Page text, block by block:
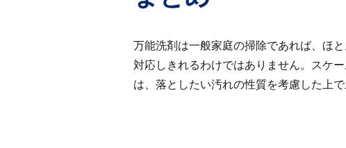
万能洗剤は一般家庭の掃除であれば、ほ
対応しきれるわけではありません。スケ
は、落としたい汚れの性質を考慮した上で